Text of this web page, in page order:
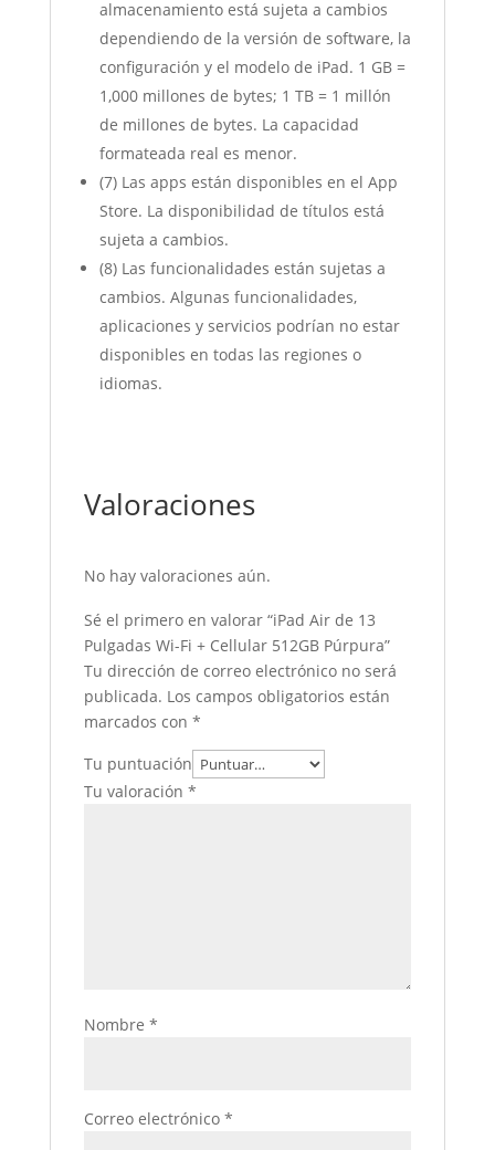
almacenamiento está sujeta a cambios
dependiendo de la versión de software, la
configuración y el modelo de iPad. 1 GB =
1,000 millones de bytes; 1 TB = 1 millón
de millones de bytes. La capacidad
formateada real es menor.
(7) Las apps están disponibles en el App
Store. La disponibilidad de títulos está
sujeta a cambios.
(8) Las funcionalidades están sujetas a
cambios. Algunas funcionalidades,
aplicaciones y servicios podrían no estar
disponibles en todas las regiones o
idiomas.
Valoraciones
No hay valoraciones aún.
Sé el primero en valorar “iPad Air de 13
Pulgadas Wi-Fi + Cellular 512GB Púrpura”
Tu dirección de correo electrónico no será
publicada. Los campos obligatorios están
marcados con *
Tu puntuación
Tu valoración *
Nombre *
Correo electrónico *